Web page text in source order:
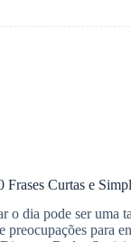
Curtas e
o dia pode ser uma
preocupações para